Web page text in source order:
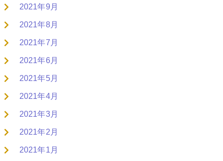
2021年9月
2021年8月
2021年7月
2021年6月
2021年5月
2021年4月
2021年3月
2021年2月
2021年1月